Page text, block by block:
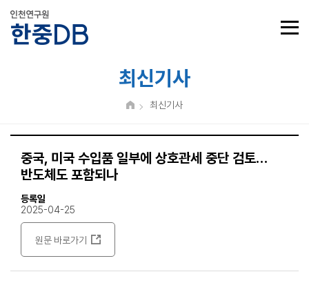
최신기사
최신기사
중국, 미국 수입품 일부에 상호관세 중단 검토…
반도체도 포함되나
등록일
2025-04-25
원문 바로가기